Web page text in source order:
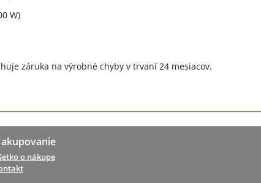
W)
záruka na výrobné chyby v trvaní 24 mesiacov.
o nákupe